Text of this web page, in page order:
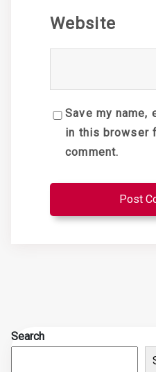
Website
Save my name,
in this browser
comment.
Search